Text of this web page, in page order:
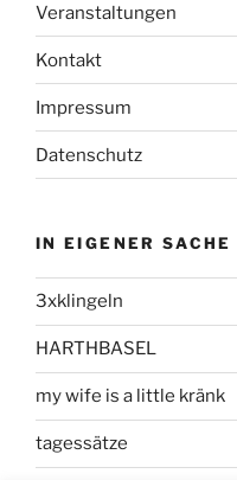
Veranstaltungen
Kontakt
Impressum
Datenschutz
IN EIGENER SACHE
3xklingeln
HARTHBASEL
my wife is a little kränk
tagessätze